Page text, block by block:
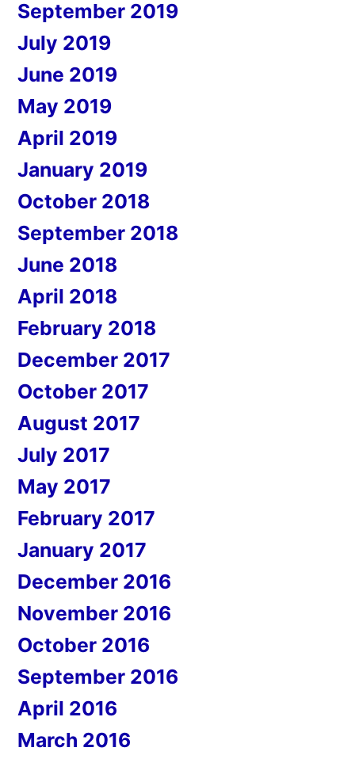
September 2019
July 2019
June 2019
May 2019
April 2019
January 2019
October 2018
September 2018
June 2018
April 2018
February 2018
December 2017
October 2017
August 2017
July 2017
May 2017
February 2017
January 2017
December 2016
November 2016
October 2016
September 2016
April 2016
March 2016